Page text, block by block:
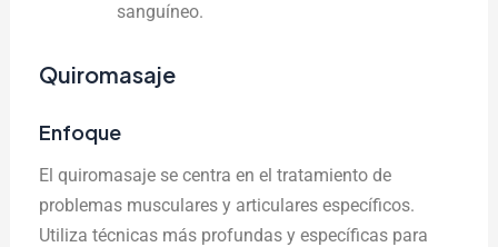
sanguíneo.
Quiromasaje
Enfoque
El quiromasaje se centra en el tratamiento de
problemas musculares y articulares específicos.
Utiliza técnicas más profundas y específicas para